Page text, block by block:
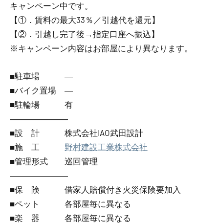
キャンペーン中です。
【①．賃料の最大33％／引越代を還元】
【②．引越し完了後→指定口座へ振込】
※キャンペーン内容はお部屋により異なります。
■駐車場 ―
■バイク置場 ―
■駐輪場 有
―――――――
■設 計 株式会社IAO武田設計
■施 工 野村建設工業株式会社
■管理形式 巡回管理
―――――――
■保 険 借家人賠償付き火災保険要加入
■ペット 各部屋毎に異なる
■楽 器 各部屋毎に異なる